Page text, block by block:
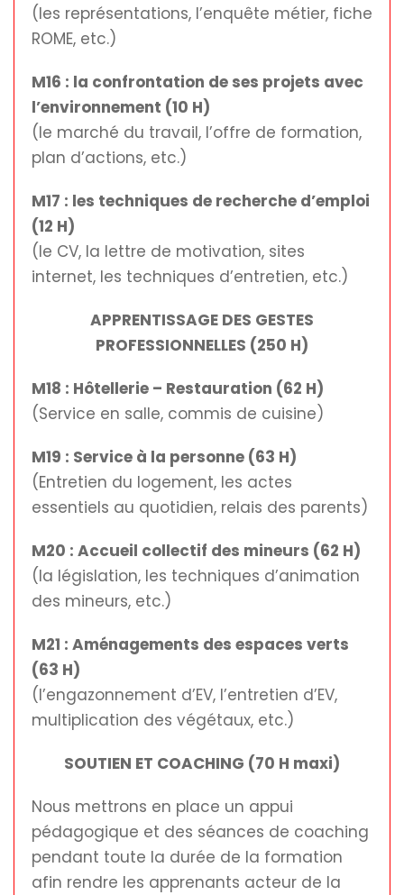
(les représentations, l’enquête métier, fiche
ROME, etc.)
M16 : la confrontation de ses projets avec
l’environnement (10 H)
(le marché du travail, l’offre de formation,
plan d’actions, etc.)
M17 : les techniques de recherche d’emploi
(12 H)
(le CV, la lettre de motivation, sites
internet, les techniques d’entretien, etc.)
APPRENTISSAGE DES GESTES
PROFESSIONNELLES (250 H)
M18 : Hôtellerie – Restauration (62 H)
(Service en salle, commis de cuisine)
M19 : Service à la personne (63 H)
(Entretien du logement, les actes
essentiels au quotidien, relais des parents)
M20 : Accueil collectif des mineurs (62 H)
(la législation, les techniques d’animation
des mineurs, etc.)
M21 : Aménagements des espaces verts
(63 H)
(l’engazonnement d’EV, l’entretien d’EV,
multiplication des végétaux, etc.)
SOUTIEN ET COACHING (70 H maxi)
Nous mettrons en place un appui
pédagogique et des séances de coaching
pendant toute la durée de la formation
afin rendre les apprenants acteur de la